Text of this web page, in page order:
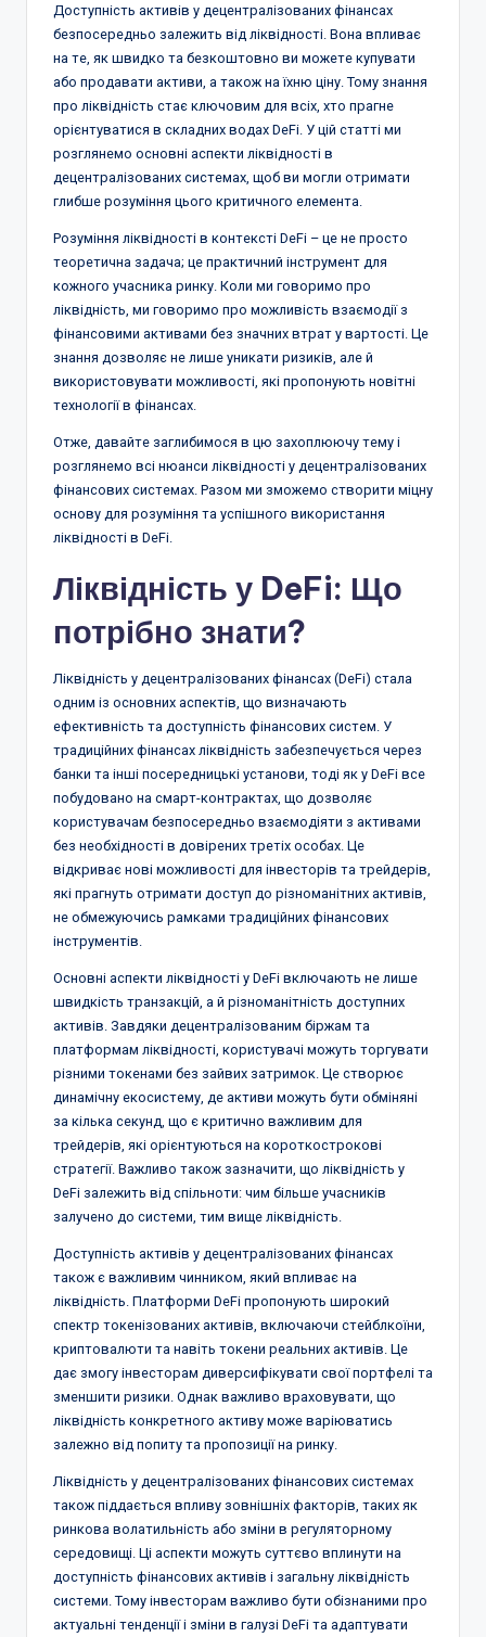
Доступність активів у децентралізованих фінансах
безпосередньо залежить від ліквідності. Вона впливає
на те, як швидко та безкоштовно ви можете купувати
або продавати активи, а також на їхню ціну. Тому знання
про ліквідність стає ключовим для всіх, хто прагне
орієнтуватися в складних водах DeFi. У цій статті ми
розглянемо основні аспекти ліквідності в
децентралізованих системах, щоб ви могли отримати
глибше розуміння цього критичного елемента.
Розуміння ліквідності в контексті DeFi – це не просто
теоретична задача; це практичний інструмент для
кожного учасника ринку. Коли ми говоримо про
ліквідність, ми говоримо про можливість взаємодії з
фінансовими активами без значних втрат у вартості. Це
знання дозволяє не лише уникати ризиків, але й
використовувати можливості, які пропонують новітні
технології в фінансах.
Отже, давайте заглибимося в цю захоплюючу тему і
розглянемо всі нюанси ліквідності у децентралізованих
фінансових системах. Разом ми зможемо створити міцну
основу для розуміння та успішного використання
ліквідності в DeFi.
Ліквідність у DeFi: Що
потрібно знати?
Ліквідність у децентралізованих фінансах (DeFi) стала
одним із основних аспектів, що визначають
ефективність та доступність фінансових систем. У
традиційних фінансах ліквідність забезпечується через
банки та інші посередницькі установи, тоді як у DeFi все
побудовано на смарт-контрактах, що дозволяє
користувачам безпосередньо взаємодіяти з активами
без необхідності в довірених третіх особах. Це
відкриває нові можливості для інвесторів та трейдерів,
які прагнуть отримати доступ до різноманітних активів,
не обмежуючись рамками традиційних фінансових
інструментів.
Основні аспекти ліквідності у DeFi включають не лише
швидкість транзакцій, а й різноманітність доступних
активів. Завдяки децентралізованим біржам та
платформам ліквідності, користувачі можуть торгувати
різними токенами без зайвих затримок. Це створює
динамічну екосистему, де активи можуть бути обміняні
за кілька секунд, що є критично важливим для
трейдерів, які орієнтуються на короткострокові
стратегії. Важливо також зазначити, що ліквідність у
DeFi залежить від спільноти: чим більше учасників
залучено до системи, тим вище ліквідність.
Доступність активів у децентралізованих фінансах
також є важливим чинником, який впливає на
ліквідність. Платформи DeFi пропонують широкий
спектр токенізованих активів, включаючи стейблкоїни,
криптовалюти та навіть токени реальних активів. Це
дає змогу інвесторам диверсифікувати свої портфелі та
зменшити ризики. Однак важливо враховувати, що
ліквідність конкретного активу може варіюватись
залежно від попиту та пропозиції на ринку.
Ліквідність у децентралізованих фінансових системах
також піддається впливу зовнішніх факторів, таких як
ринкова волатильність або зміни в регуляторному
середовищі. Ці аспекти можуть суттєво вплинути на
доступність фінансових активів і загальну ліквідність
системи. Тому інвесторам важливо бути обізнаними про
актуальні тенденції і зміни в галузі DeFi та адаптувати